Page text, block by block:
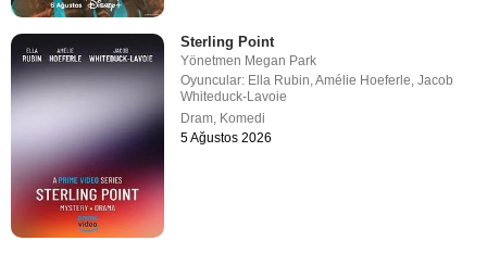
Sterling Point
Yönetmen Megan Park
Oyuncular: Ella Rubin,Amélie Hoeferle,Jacob
Whiteduck-Lavoie
Dram, Komedi
5 Ağustos 2026